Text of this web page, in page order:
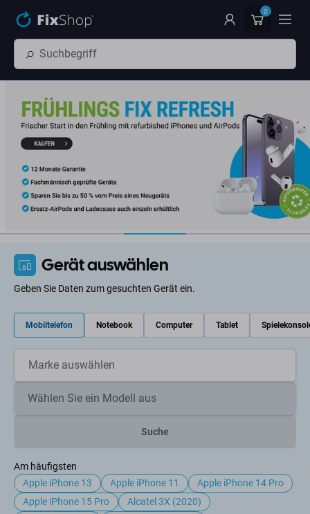
Professioneller Shop mit Ersatzteilen für Handys und Elektronik
0
Gerät auswählen
Geben Sie Daten zum gesuchten Gerät ein.
Mobiltelefon Notebook Computer Tablet
Suche
Am häufigsten
Apple iPhone 13
Apple iPhone 11
Apple iPhone 14 Pro
Apple iPhone 15 Pro
Alcatel 3X (2020)